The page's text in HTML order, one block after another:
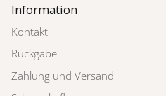
Information
Kontakt
Rückgabe
Zahlung und Versand